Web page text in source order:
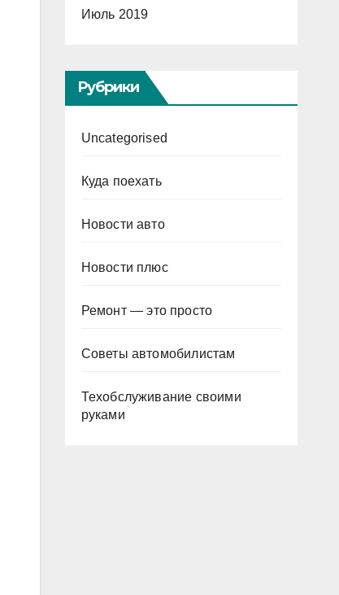
Июль 2019
Рубрики
Uncategorised
Куда поехать
Новости авто
Новости плюс
Ремонт — это просто
Советы автомобилистам
Техобслуживание своими
руками